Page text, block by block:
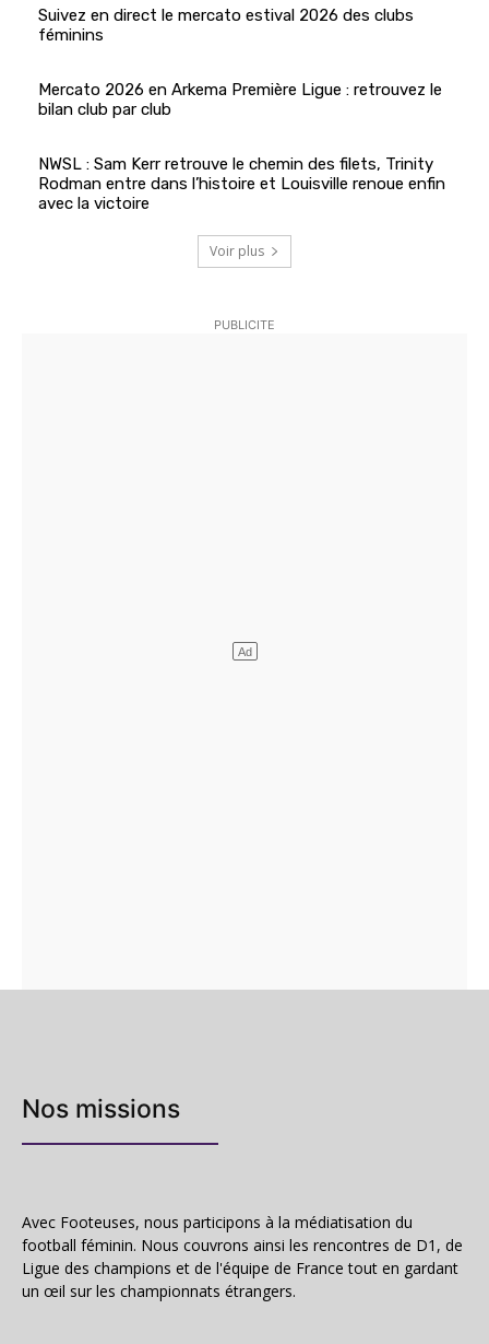
Suivez en direct le mercato estival 2026 des clubs
féminins
Mercato 2026 en Arkema Première Ligue : retrouvez le
bilan club par club
NWSL : Sam Kerr retrouve le chemin des filets, Trinity
Rodman entre dans l’histoire et Louisville renoue enfin
avec la victoire
Voir plus
Nos missions
Avec Footeuses, nous participons à la médiatisation du
football féminin. Nous couvrons ainsi les rencontres de D1, de
Ligue des champions et de l'équipe de France tout en gardant
un œil sur les championnats étrangers.